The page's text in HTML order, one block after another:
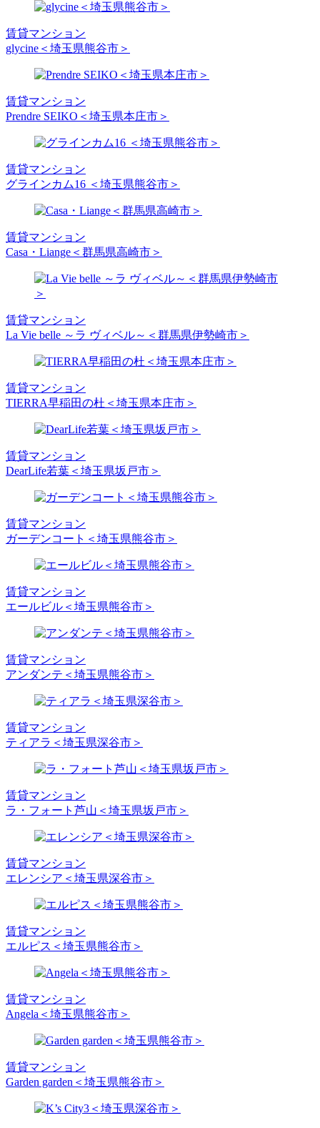
賃貸マンション
glycine＜埼玉県熊谷市＞
賃貸マンション
Prendre SEIKO＜埼玉県本庄市＞
賃貸マンション
グラインカム16 ＜埼玉県熊谷市＞
賃貸マンション
Casa・Liange＜群馬県高崎市＞
賃貸マンション
La Vie belle ～ラ ヴィベル～＜群馬県伊勢崎市＞
賃貸マンション
TIERRA早稲田の杜＜埼玉県本庄市＞
賃貸マンション
DearLife若葉＜埼玉県坂戸市＞
賃貸マンション
ガーデンコート＜埼玉県熊谷市＞
賃貸マンション
エールビル＜埼玉県熊谷市＞
賃貸マンション
アンダンテ＜埼玉県熊谷市＞
賃貸マンション
ティアラ＜埼玉県深谷市＞
賃貸マンション
ラ・フォート芦山＜埼玉県坂戸市＞
賃貸マンション
エレンシア＜埼玉県深谷市＞
賃貸マンション
エルピス＜埼玉県熊谷市＞
賃貸マンション
Angela＜埼玉県熊谷市＞
賃貸マンション
Garden garden＜埼玉県熊谷市＞